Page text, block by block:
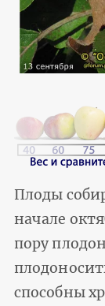
Плоды
начале
пору
способны